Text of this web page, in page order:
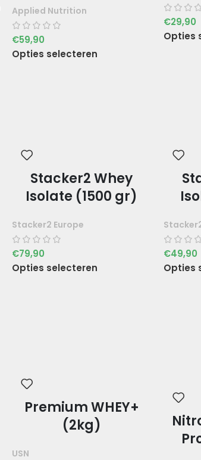
Applied Nutrition
€59,90
Opties selecteren
€29,90
Opties
Stacker2 Whey
Isolate (1500 gr)
Stacker2 Europe
€79,90
Opties selecteren
€49,90
Opties
Premium WHEY+
(2kg)
USN